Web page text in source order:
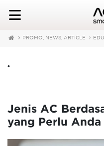
PROMO, NEWS, ARTICLE
•
Jenis AC
yang Perlu Anda